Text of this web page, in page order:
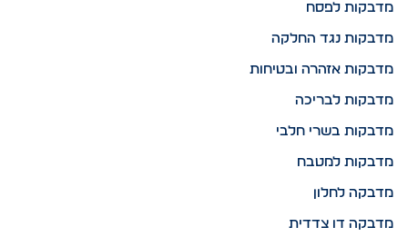
מדבקות לפסח
מדבקות נגד החלקה
מדבקות אזהרה ובטיחות
מדבקות לבריכה
מדבקות בשרי חלבי
מדבקות למטבח
מדבקה לחלון
מדבקה דו צדדית